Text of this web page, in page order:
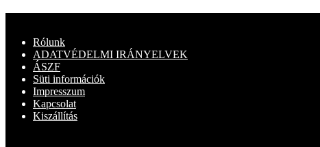
Rólunk
ADATVÉDELMI IRÁNYELVEK
ÁSZF
Süti információk
Impresszum
Kapcsolat
Kiszállítás